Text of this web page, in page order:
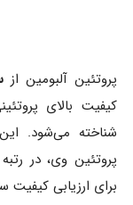
پروتئین آلبومین از
کیفیت بالای
شناخته می‌شود.
پروتئین وی، در
برای ارزیابی کیفیت